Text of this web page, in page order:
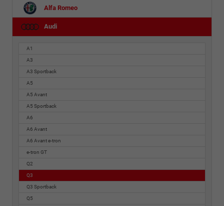
Alfa Romeo
Audi
A1
A3
A3 Sportback
A5
A5 Avant
A5 Sportback
A6
A6 Avant
A6 Avant e-tron
e-tron GT
Q2
Q3
Q3 Sportback
Q5